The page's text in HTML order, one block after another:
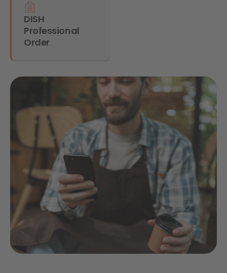
DISH
Professional
Order